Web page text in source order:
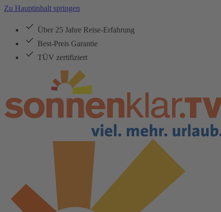
Zu Hauptinhalt springen
Über 25 Jahre Reise-Erfahrung
Best-Preis Garantie
TÜV zertifiziert